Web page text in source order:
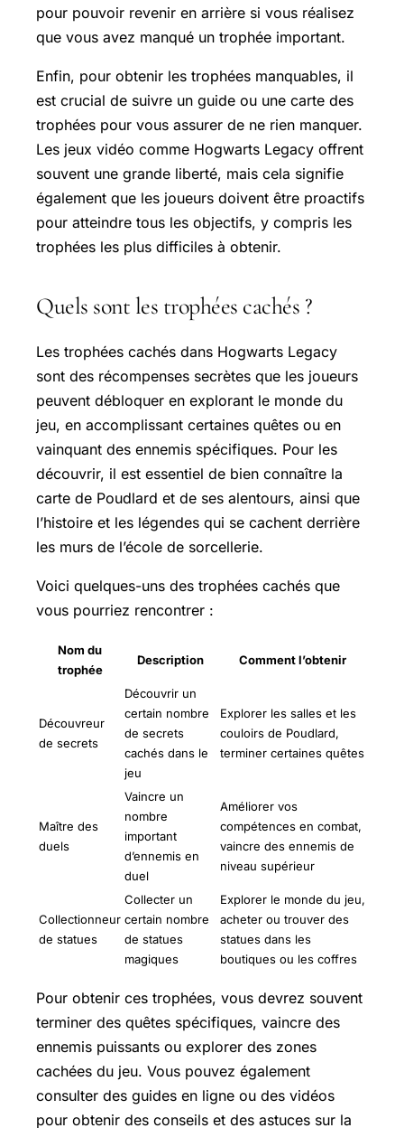
pour pouvoir revenir en arrière si vous réalisez
que vous avez manqué un trophée important.
Enfin, pour obtenir les trophées manquables, il
est crucial de suivre un guide ou une carte des
trophées pour vous assurer de ne rien manquer.
Les jeux vidéo comme Hogwarts Legacy offrent
souvent une grande liberté, mais cela signifie
également que les joueurs doivent être proactifs
pour atteindre tous les objectifs, y compris les
trophées les plus difficiles à obtenir.
Quels sont les trophées cachés ?
Les trophées cachés dans Hogwarts Legacy
sont des récompenses secrètes que les joueurs
peuvent débloquer en explorant le monde du
jeu, en accomplissant certaines quêtes ou en
vainquant des ennemis spécifiques. Pour les
découvrir, il est essentiel de bien connaître la
carte de Poudlard et de ses alentours, ainsi que
l’histoire et les légendes qui se cachent derrière
les murs de l’école de sorcellerie.
Voici quelques-uns des trophées cachés que
vous pourriez rencontrer :
Nom du
trophée
Description Comment l’obtenir
Découvreur
de secrets
Découvrir un
certain nombre
de secrets
cachés dans le
jeu
Explorer les salles et les
couloirs de Poudlard,
terminer certaines quêtes
Maître des
duels
Vaincre un
nombre
important
d’ennemis en
duel
Améliorer vos
compétences en combat,
vaincre des ennemis de
niveau supérieur
Collectionneur
de statues
Collecter un
certain nombre
de statues
magiques
Explorer le monde du jeu,
acheter ou trouver des
statues dans les
boutiques ou les coffres
Pour obtenir ces trophées, vous devrez souvent
terminer des quêtes spécifiques, vaincre des
ennemis puissants ou explorer des zones
cachées du jeu. Vous pouvez également
consulter des guides en ligne ou des vidéos
pour obtenir des conseils et des astuces sur la